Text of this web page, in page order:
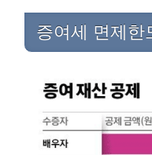
증여세 면제한